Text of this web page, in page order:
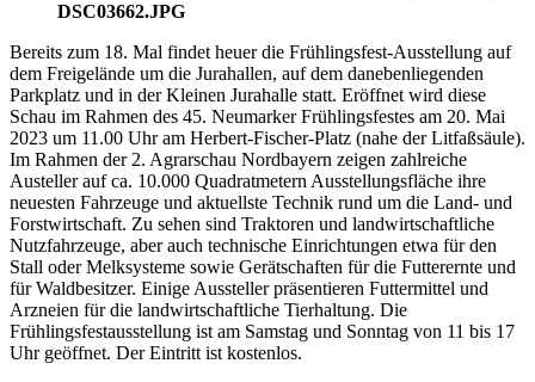
DSC03662.JPG
Bereits zum 18. Mal findet heuer die Frühlingsfest-Ausstellung auf
dem Freigelände um die Jurahallen, auf dem danebenliegenden
Parkplatz und in der Kleinen Jurahalle statt. Eröffnet wird diese
Schau im Rahmen des 45. Neumarker Frühlingsfestes am 20. Mai
2023 um 11.00 Uhr am Herbert-Fischer-Platz (nahe der Litfaßsäule).
Im Rahmen der 2. Agrarschau Nordbayern zeigen zahlreiche
Austeller auf ca. 10.000 Quadratmetern Ausstellungsfläche ihre
neuesten Fahrzeuge und aktuellste Technik rund um die Land- und
Forstwirtschaft. Zu sehen sind Traktoren und landwirtschaftliche
Nutzfahrzeuge, aber auch technische Einrichtungen etwa für den
Stall oder Melksysteme sowie Gerätschaften für die Futterernte und
für Waldbesitzer. Einige Aussteller präsentieren Futtermittel und
Arzneien für die landwirtschaftliche Tierhaltung. Die
Frühlingsfestausstellung ist am Samstag und Sonntag von 11 bis 17
Uhr geöffnet. Der Eintritt ist kostenlos.